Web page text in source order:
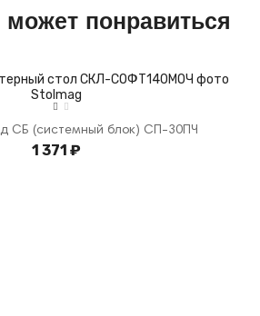
понравиться
СБ (системный блок) СП-30ПЧ
1 371 ₽